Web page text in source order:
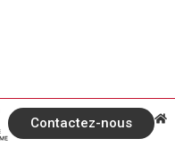
Contactez-nous